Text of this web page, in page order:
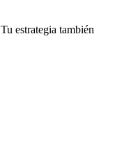
Tu estrategia también